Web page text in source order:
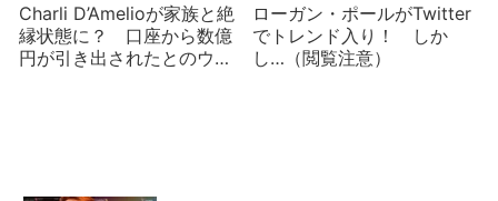
Charli D’Amelioが家族と絶
縁状態に？ 口座から数億
円が引き出されたとのウワ
ローガン・ポールがTwitter
でトレンド入り！ しか
し…（閲覧注意）